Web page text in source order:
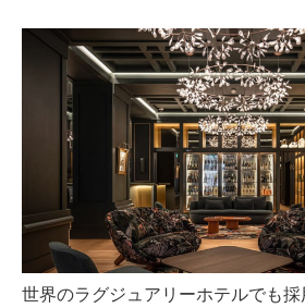
世界のラグジュアリーホテルでも